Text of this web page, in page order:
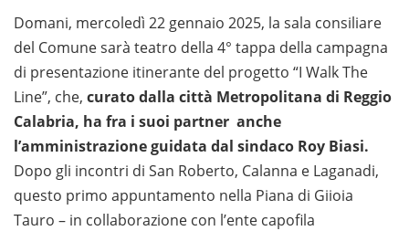
Domani, mercoledì 22 gennaio 2025, la sala consiliare
del Comune sarà teatro della 4° tappa della campagna
di presentazione itinerante del progetto “I Walk The
Line”, che, curato dalla città Metropolitana di Reggio
Calabria, ha fra i suoi partner anche
l’amministrazione guidata dal sindaco Roy Biasi.
Dopo gli incontri di San Roberto, Calanna e Laganadi,
questo primo appuntamento nella Piana di Giioia
Tauro – in collaborazione con l’ente capofila